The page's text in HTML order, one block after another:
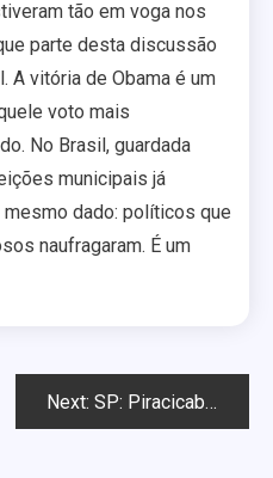
tão em voga nos
parte desta discussão
A vitória de Obama é um
voto mais
No Brasil, guardada
municipais já
dado: políticos que
naufragaram. É um
Next: SP: Piracicaba realiza no sábado sua festa pré-Parada